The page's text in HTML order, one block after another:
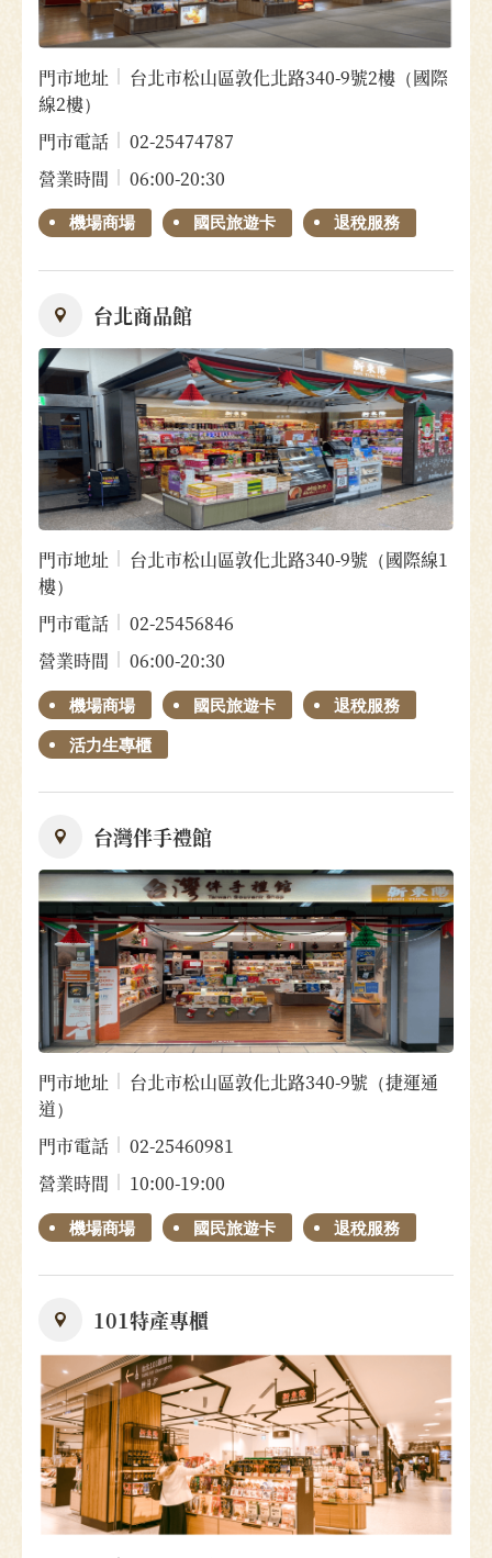
門市地址
台北市松山區敦化北路340-9號2樓（國際
線2樓）
門市電話
02-25474787
營業時間
06:00-20:30
機場商場 國民旅遊卡 退稅服務
台北商品館
門市地址
台北市松山區敦化北路340-9號（國際線1
樓）
門市電話
02-25456846
營業時間
06:00-20:30
機場商場 國民旅遊卡 退稅服務
活力生專櫃
台灣伴手禮館
門市地址
台北市松山區敦化北路340-9號（捷運通
道）
門市電話
02-25460981
營業時間
10:00-19:00
機場商場 國民旅遊卡 退稅服務
101特產專櫃